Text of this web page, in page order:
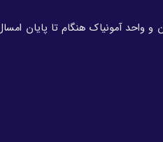
واحد آمونیاک هنگام تا پایان امسال